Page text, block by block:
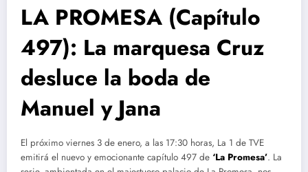
LA PROMESA (Capítulo
497): La marquesa Cruz
desluce la boda de
Manuel y Jana
El próximo viernes 3 de enero, a las 17:30 horas, La 1 de TVE
emitirá el nuevo y emocionante capítulo 497 de ‘La Promesa’. La